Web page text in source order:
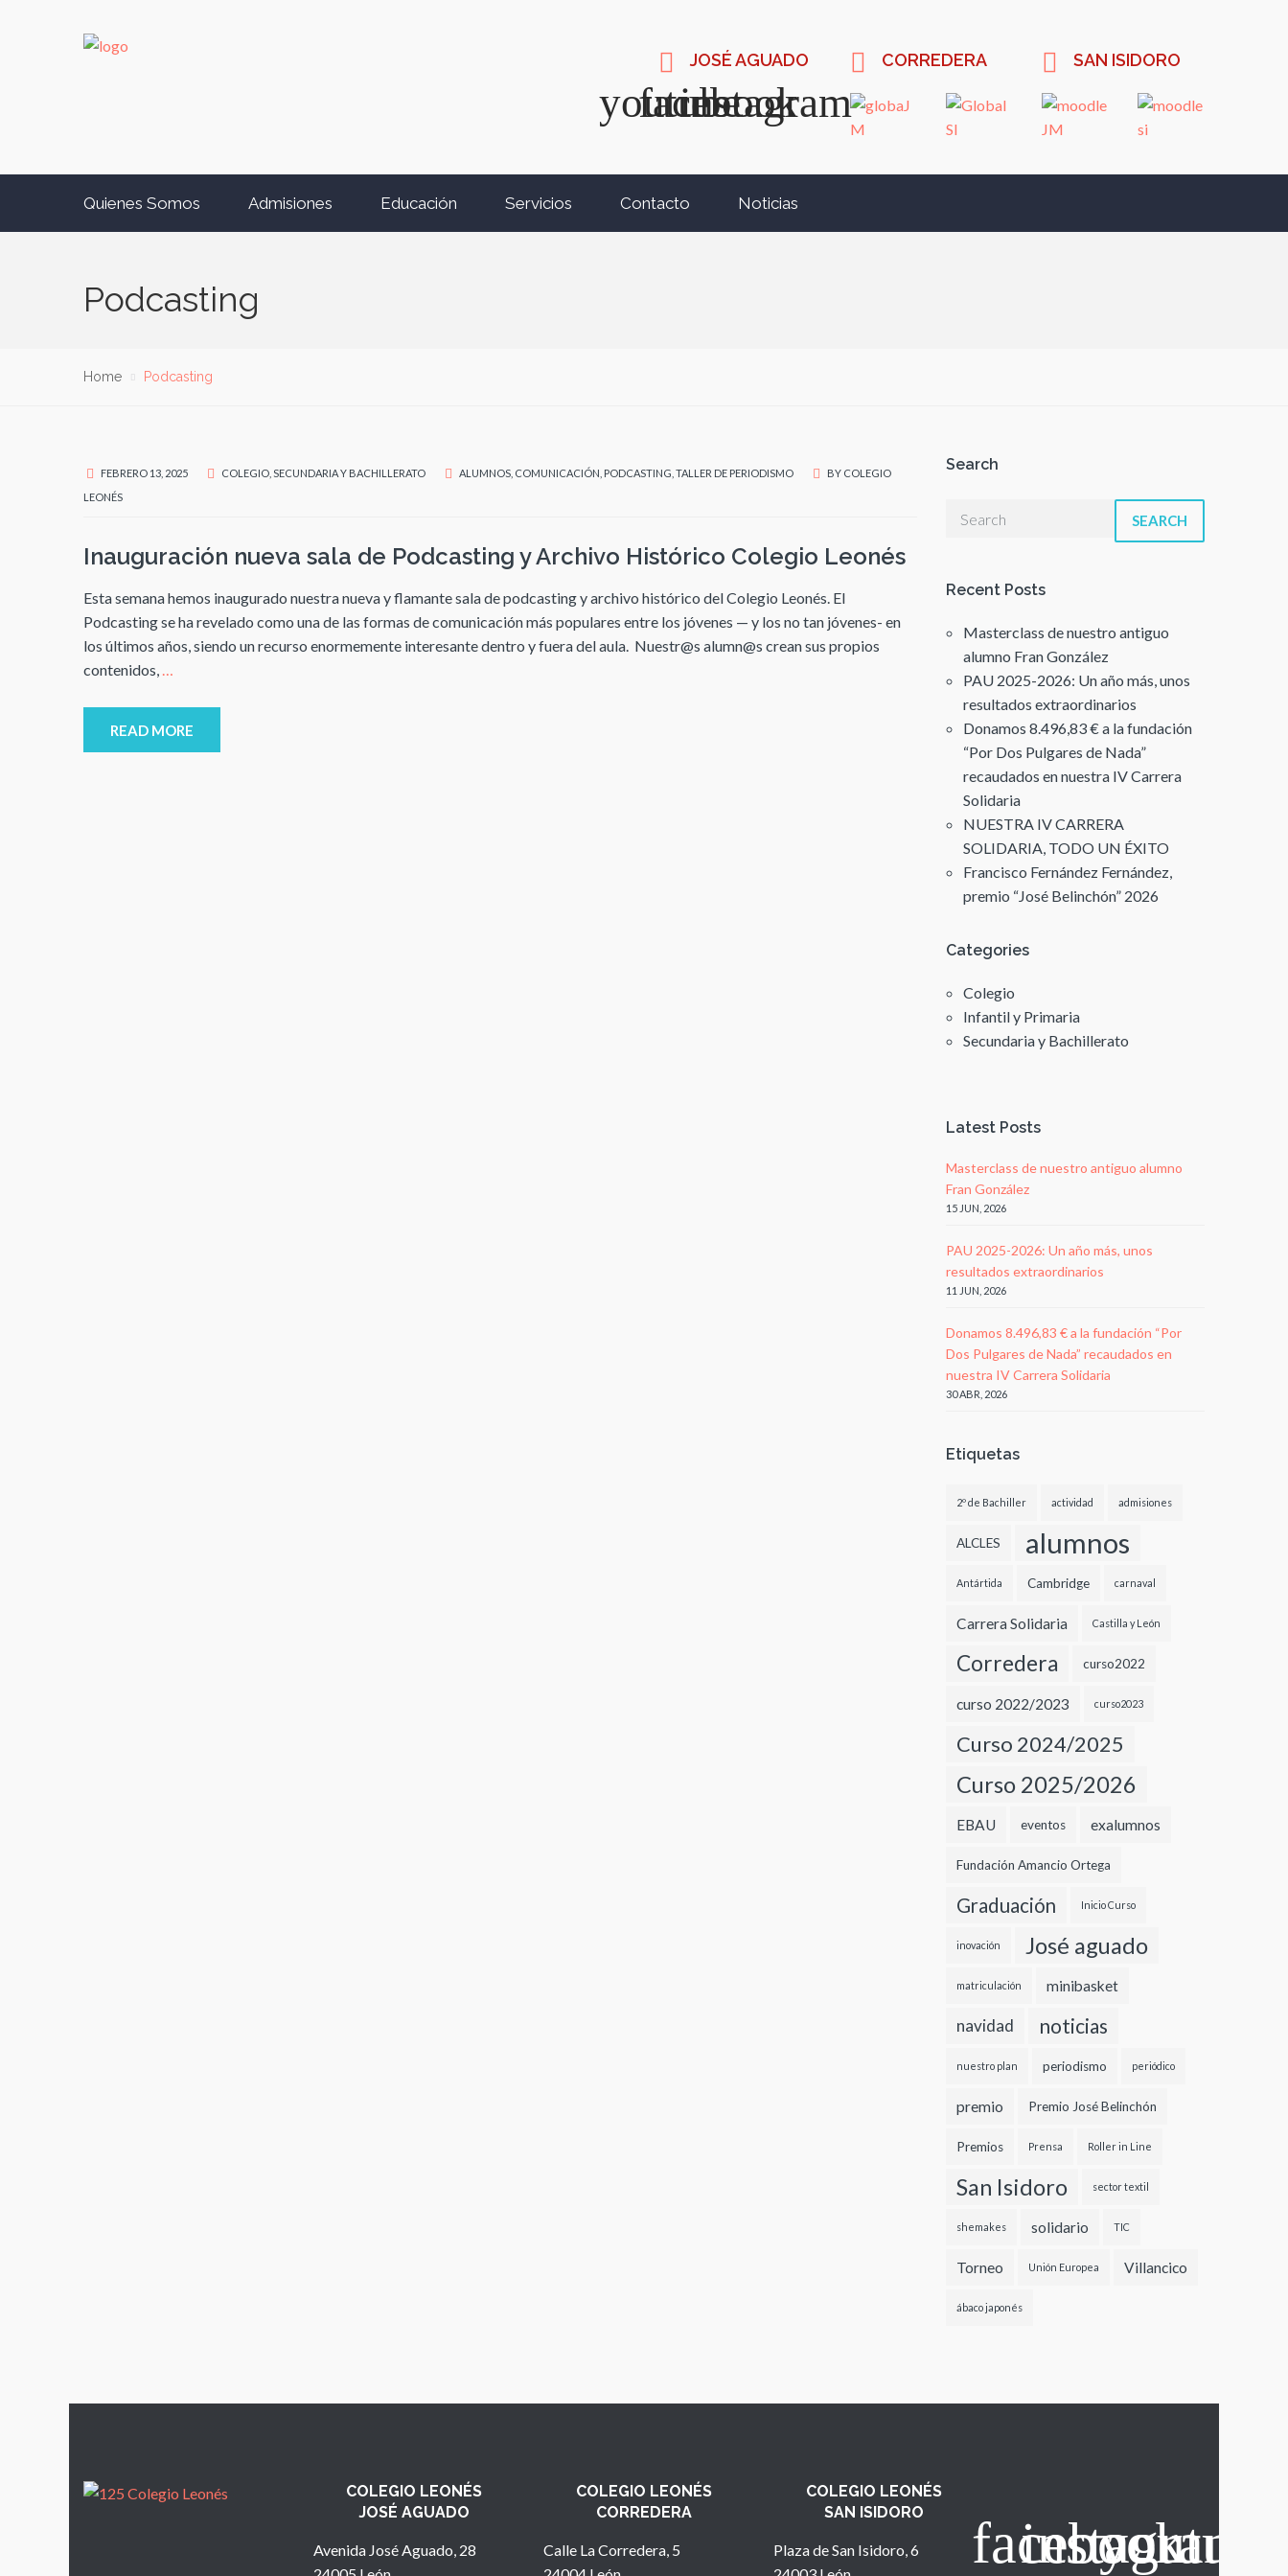
JOSÉ AGUADO CORREDERA SAN ISIDORO
Quienes Somos Admisiones Educación Servicios Contacto Noticias
Podcasting
Home Podcasting
FEBRERO 13, 2025 COLEGIO SECUNDARIA Y BACHILLERATO ALUMNOS COMUNICACIÓN PODCASTING TALLER DE PERIODISMO BY COLEGIO
LEONÉS
Inauguración nueva sala de Podcasting y Archivo Histórico Colegio Leonés
Esta semana hemos inaugurado nuestra nueva y flamante sala de podcasting y archivo histórico del Colegio Leonés. El
Podcasting se ha revelado como una de las formas de comunicación más populares entre los jóvenes — y los no tan jóvenes- en
los últimos años, siendo un recurso enormemente interesante dentro y fuera del aula. Nuestr@s alumn@s crean sus propios
contenidos, …
READ MORE
Search
SEARCH
Recent Posts
Masterclass de nuestro antiguo
alumno Fran González
PAU 2025-2026: Un año más, unos
resultados extraordinarios
Donamos 8.496,83 € a la fundación
“Por Dos Pulgares de Nada”
recaudados en nuestra IV Carrera
Solidaria
NUESTRA IV CARRERA
SOLIDARIA, TODO UN ÉXITO
Francisco Fernández Fernández,
premio “José Belinchón” 2026
Categories
Colegio
Infantil y Primaria
Secundaria y Bachillerato
Latest Posts
Masterclass de nuestro antiguo alumno
Fran González
15 JUN, 2026
PAU 2025-2026: Un año más, unos
resultados extraordinarios
11 JUN, 2026
Donamos 8.496,83 € a la fundación “Por
Dos Pulgares de Nada” recaudados en
nuestra IV Carrera Solidaria
30 ABR, 2026
Etiquetas
2º de Bachiller actividad admisiones
ALCLES alumnos
Antártida Cambridge carnaval
Carrera Solidaria Castilla y León
Corredera curso2022
curso 2022/2023 curso2023
Curso 2024/2025
Curso 2025/2026
EBAU eventos exalumnos
Fundación Amancio Ortega
Graduación Inicio Curso
inovación José aguado
matriculación minibasket
navidad noticias
nuestro plan periodismo periódico
premio Premio José Belinchón
Premios Prensa Roller in Line
San Isidoro sector textil
shemakes solidario TIC
Torneo Unión Europea Villancico
ábaco japonés
COLEGIO LEONÉS
JOSÉ AGUADO
Avenida José Aguado, 28
COLEGIO LEONÉS
CORREDERA
Calle La Corredera, 5
COLEGIO LEONÉS
SAN ISIDORO
Plaza de San Isidoro, 6